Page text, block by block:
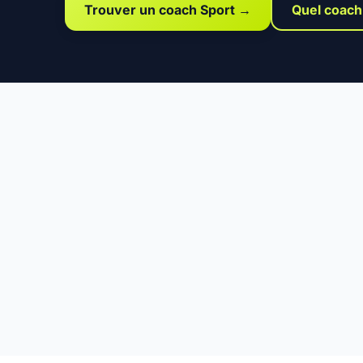
Trouver un coach Sport → Quel